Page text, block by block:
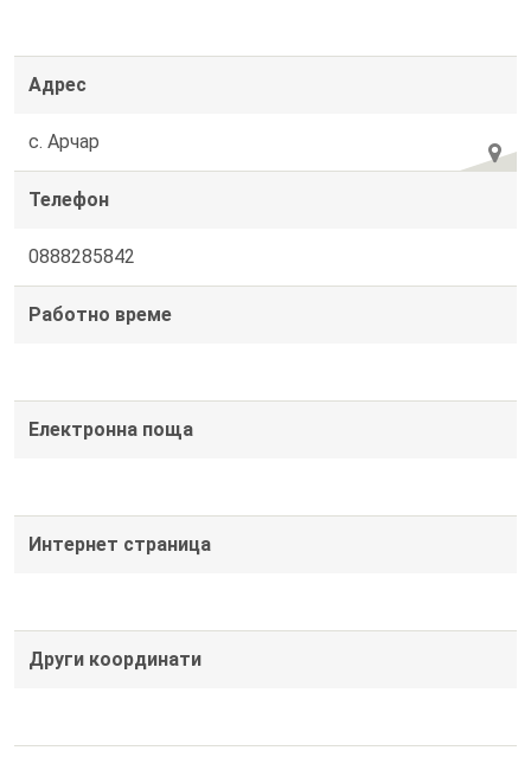
Адрес
с. Арчар
Телефон
0888285842
Работно време
Електронна поща
Интернет страница
Други координати